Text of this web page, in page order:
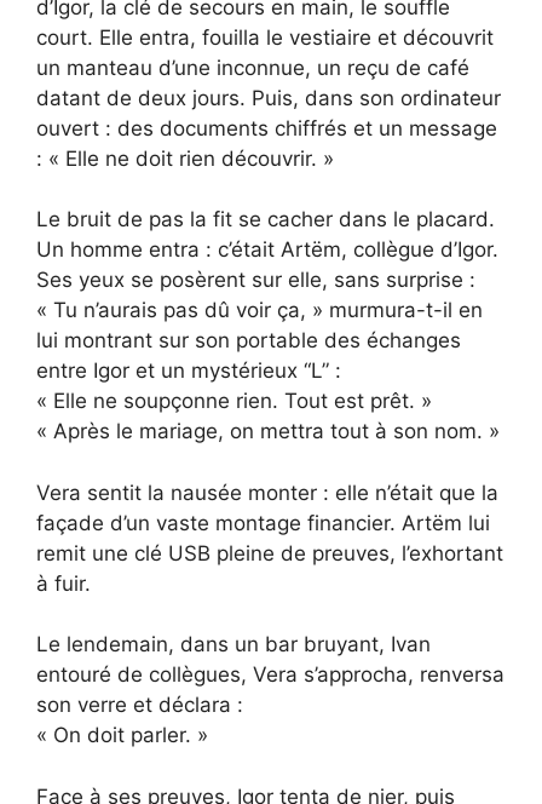
d’Igor, la clé de secours en main, le souffle
court. Elle entra, fouilla le vestiaire et découvrit
un manteau d’une inconnue, un reçu de café
datant de deux jours. Puis, dans son ordinateur
ouvert : des documents chiffrés et un message
: « Elle ne doit rien découvrir. »
Le bruit de pas la fit se cacher dans le placard.
Un homme entra : c’était Artëm, collègue d’Igor.
Ses yeux se posèrent sur elle, sans surprise :
« Tu n’aurais pas dû voir ça, » murmura-t-il en
lui montrant sur son portable des échanges
entre Igor et un mystérieux “L” :
« Elle ne soupçonne rien. Tout est prêt. »
« Après le mariage, on mettra tout à son nom. »
Vera sentit la nausée monter : elle n’était que la
façade d’un vaste montage financier. Artëm lui
remit une clé USB pleine de preuves, l’exhortant
à fuir.
Le lendemain, dans un bar bruyant, Ivan
entouré de collègues, Vera s’approcha, renversa
son verre et déclara :
« On doit parler. »
Face à ses preuves, Igor tenta de nier, puis